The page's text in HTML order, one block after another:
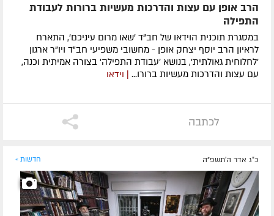
הרב אופן עם עצות והדרכות מעשיות ברורות לעבודת
התפילה
במסגרת תוכנית הוידאו של חב"ד 'שאו מרום עיניכם', התארח
לראיון הרב יוסף יצחק אופן - מחשובי משפיעי חב"ד ויו"ר ארגון
'לחלוחית גאולתית', בנושא 'עבודת התפילה' בצורה אמיתית וכנה,
עם עצות והדרכות מעשיות ברורו...
| וידאו
לכתבה
כ"ג אדר ה׳תשפ״ה חדשות »